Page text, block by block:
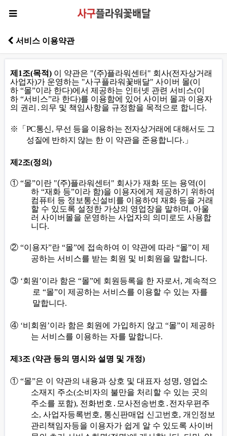
서비스 이용약관
제 1조(목적) 이 약관은 "(주)플라워센터 " 회사(전자상거래
사업자)가 운영하는 "사구플라워꽃배달" 사이버 몰(이
하 “몰”이라 한다)에서 제공하는 인터넷 관련 서비스(이
하 “서비스”라 한다)를 이용함에 있어 사이버 몰과 이용자
의 권리 ․ 의무 및 책임사항을 규정함을 목적으로 합니다.
※ 「 PC통신, 무선 등을 이용하는 전자상거래에 대해서도 그
성질에 반하지 않는 한 이 약관을 준용합니다. 」
제 2조(정의 )
① “몰”이란 "(주)플라워센터 " 회사가 재화 또는 용역(이
하 “재화 등”이라 함)을 이용자에게 제공하기 위하여
컴퓨터 등 정보통신설비를 이용하여 재화 등을 거래
할 수 있도록 설정한 가상의 영업장을 말하며 , 아울
러 사이버몰을 운영하는 사업자의 의미로도 사용합
니다.
② “이용자”란 “몰”에 접속하여 이 약관에 따라 “몰”이 제
공하는 서비스를 받는 회원 및 비회원을 말합니다.
③ ‘회원 ’이라 함은 “몰”에 회원등록을 한 자로서 , 계속적으
로 “몰”이 제공하는 서비스를 이용할 수 있는 자를
말합니다.
④ ‘비회원 ’이라 함은 회원에 가입하지 않고 “몰”이 제공하
는 서비스를 이용하는 자를 말합니다.
제 3조 (약관 등의 명시와 설명 및 개정)
① “몰”은 이 약관의 내용과 상호 및 대표자 성명, 영업소
소재지 주소(소비자의 불만을 처리할 수 있는 곳의
주소를 포함), 전화번호 ․ 모사전송번호 ․ 전자우편주
소, 사업자등록번호, 통신판매업 신고번호, 개인정보
관리책임자등을 이용자가 쉽게 알 수 있도록 사이버